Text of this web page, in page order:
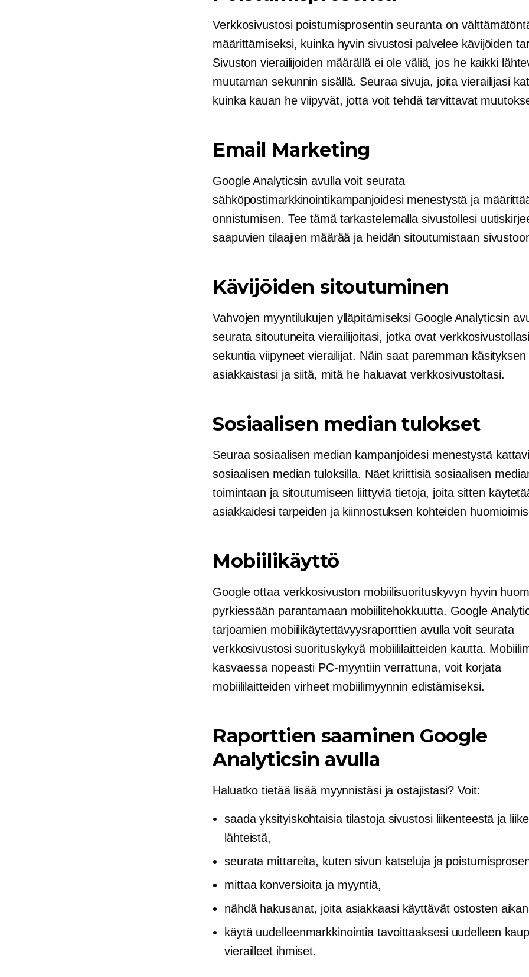
Verkkosivustosi poistumisprosentin seuranta on
määrittämiseksi, kuinka hyvin sivustosi palvelee kävijöiden
Sivuston vierailijoiden määrällä ei ole väliä, jos he kaikki
muutaman sekunnin sisällä. Seuraa sivuja, joita vierailijasi
kuinka kauan he viipyvät, jotta voit tehdä tarvittavat
Email Marketing
Google Analyticsin avulla voit seurata
sähköpostimarkkinointikampanjoidesi menestystä ja
onnistumisen. Tee tämä tarkastelemalla sivustollesi
saapuvien tilaajien määrää ja heidän sitoutumistaan
Kävijöiden sitoutuminen
Vahvojen myyntilukujen ylläpitämiseksi Google Analyticsin
seurata sitoutuneita vierailijoitasi, jotka ovat
sekuntia viipyneet vierailijat. Näin saat paremman käsityksen
asiakkaistasi ja siitä, mitä he haluavat verkkosivustoltasi.
Sosiaalisen median tulokset
Seuraa sosiaalisen median kampanjoidesi menestystä
sosiaalisen median tuloksilla. Näet kriittisiä sosiaalisen
toimintaan ja sitoutumiseen liittyviä tietoja, joita sitten
asiakkaidesi tarpeiden ja kiinnostuksen kohteiden
Mobiilikäyttö
Google ottaa verkkosivuston mobiilisuorituskyvyn hyvin
pyrkiessään parantamaan mobiilitehokkuutta. Google
tarjoamien mobiilikäytettävyysraporttien avulla voit seurata
verkkosivustosi suorituskykyä mobiililaitteiden kautta.
kasvaessa nopeasti PC-myyntiin verrattuna, voit korjata
mobiililaitteiden virheet mobiilimyynnin edistämiseksi.
Raporttien saaminen Google
Analyticsin avulla
Haluatko tietää lisää myynnistäsi ja ostajistasi? Voit:
saada yksityiskohtaisia ​​tilastoja sivustosi liikenteestä ja
lähteistä,
seurata mittareita, kuten sivun katseluja ja
mittaa konversioita ja myyntiä,
nähdä hakusanat, joita asiakkaasi käyttävät ostosten
käytä uudelleenmarkkinointia tavoittaaksesi uudelleen
vierailleet ihmiset.